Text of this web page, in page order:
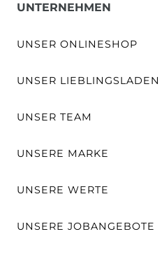
UNTERNEHMEN
UNSER ONLINESHOP
UNSER LIEBLINGSLADEN
UNSER TEAM
UNSERE MARKE
UNSERE WERTE
UNSERE JOBANGEBOTE